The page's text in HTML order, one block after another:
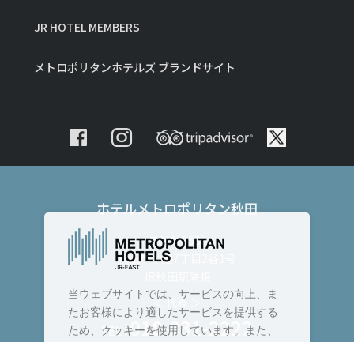
JR HOTEL MEMBERS
メトロポリタンホテルズ ブランドサイト
ホテルメトロポリタン秋田
〒010-8530
秋田市中通7丁目2番1号
＜ 代表 ＞
TEL :018-831-2222
当ウェブサイトでは、サービスの向上、ま
たお客様により適したサービスを提供する
ため、クッキーを使用しています。また、